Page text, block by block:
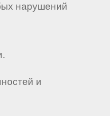
нарушений
и